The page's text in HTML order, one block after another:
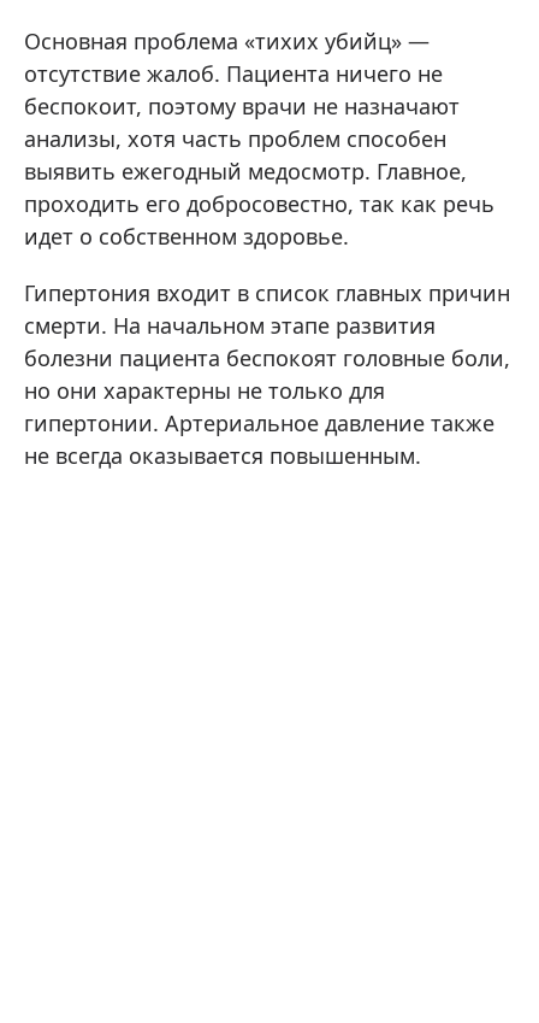
Основная проблема «тихих убийц» —
отсутствие жалоб. Пациента ничего не
беспокоит, поэтому врачи не назначают
анализы, хотя часть проблем способен
выявить ежегодный медосмотр. Главное,
проходить его добросовестно, так как речь
идет о собственном здоровье.
Гипертония входит в список главных причин
смерти. На начальном этапе развития
болезни пациента беспокоят головные боли,
но они характерны не только для
гипертонии. Артериальное давление также
не всегда оказывается повышенным.